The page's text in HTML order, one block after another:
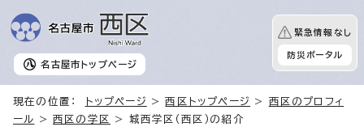
名古屋市 トップページ
緊急情報なし
防災ポータル
現在の位置： トップページ >西区トップページ > 西区のプロフィ
ール
>西区の学区 > 城西学区（西区）の紹介